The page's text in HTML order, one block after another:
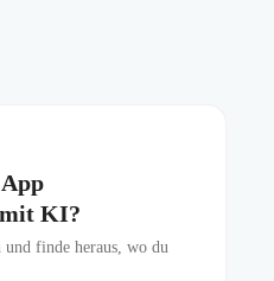
KI?
und finde heraus, wo du